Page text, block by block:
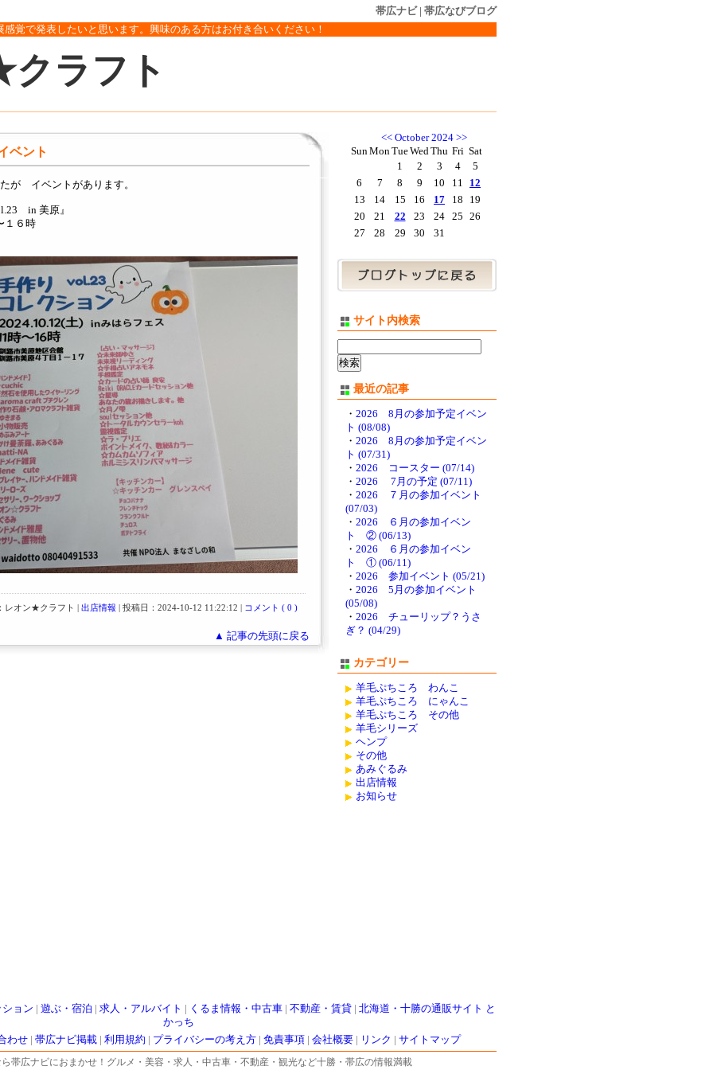
帯広ナビ| 帯広なびブログ
覚で発表したいと思います。興味のある方はお付き合いください！
ラフト
ベント
が イベントがあります。
in 美原』
１６時
レオン★クラフト | 出店情報 | 投稿日：2024-10-12 11:22:12 | コメント ( 0 )
▲ 記事の先頭に戻る
<< October 2024 >>
SunMonTueWedThu Fri Sat
1
2 3 4
5
6
7 8 9 10 11
12
13
14 15 16 17 18
19
20
21 22 23 24 25
26
27
28 29 30 31
サイト内検索
最近の記事
・ 2026 8月の参加予定イベン
ト (08/08)
・ 2026 8月の参加予定イベン
ト (07/31)
・ 2026 コースター (07/14)
・ 2026 7月の予定 (07/11)
・ 2026 ７月の参加イベント
(07/03)
・ 2026 ６月の参加イベン
ト ② (06/13)
・ 2026 ６月の参加イベン
ト ① (06/11)
・ 2026 参加イベント (05/21)
・ 2026 5月の参加イベント
(05/08)
・ 2026 チューリップ？うさ
ぎ？ (04/29)
カテゴリー
羊毛ぷちころ わんこ
羊毛ぷちころ にゃんこ
羊毛ぷちころ その他
羊毛シリーズ
ヘンプ
その他
あみぐるみ
出店情報
お知らせ
ョン 遊ぶ・宿泊 求人・アルバイト くるま情報・中古車 不動産・賃貸
北海道・十勝の通販サイト と
かっち
わせ| 帯広ナビ掲載| 利用規約 プライバシーの考え方| 免責事項 会社概要| リンク
サイトマップ
帯広ナビにおまかせ！グルメ・美容・求人・中古車・不動産・観光など十勝・帯広の情報満載